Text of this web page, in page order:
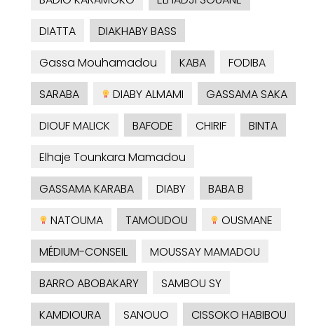
DIATTA
DIAKHABY BASS
Gassa Mouhamadou
KABA
FODIBA
SARABA
DIABY ALMAMI
GASSAMA SAKA
DIOUF MALICK
BAFODE CHIRIF
BINTA
Elhaje Tounkara Mamadou
GASSAMA KARABA
DIABY
BABA B
NATOUMA
TAMOUDOU
OUSMANE
MÉDIUM-CONSEIL
MOUSSAY MAMADOU
BARRO ABOBAKARY
SAMBOU SY
KAMDIOURA
SANOUO
CISSOKO HABIBOU